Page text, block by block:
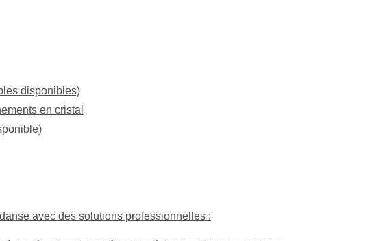
disponibles)
en cristal
avec des solutions professionnelles :